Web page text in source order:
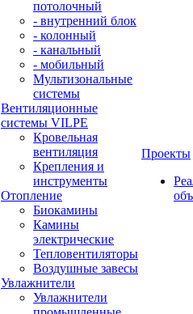
потолочный
- внутренний блок
- колонный
- канальный
- мобильный
Мультизональные
системы
Вентиляционные
системы VILPE
Кровельная
вентиляция
Крепления и
инструменты
Отопление
Биокамины
Камины
электрические
Тепловентиляторы
Воздушные завесы
Увлажнители
Увлажнители
Проекты